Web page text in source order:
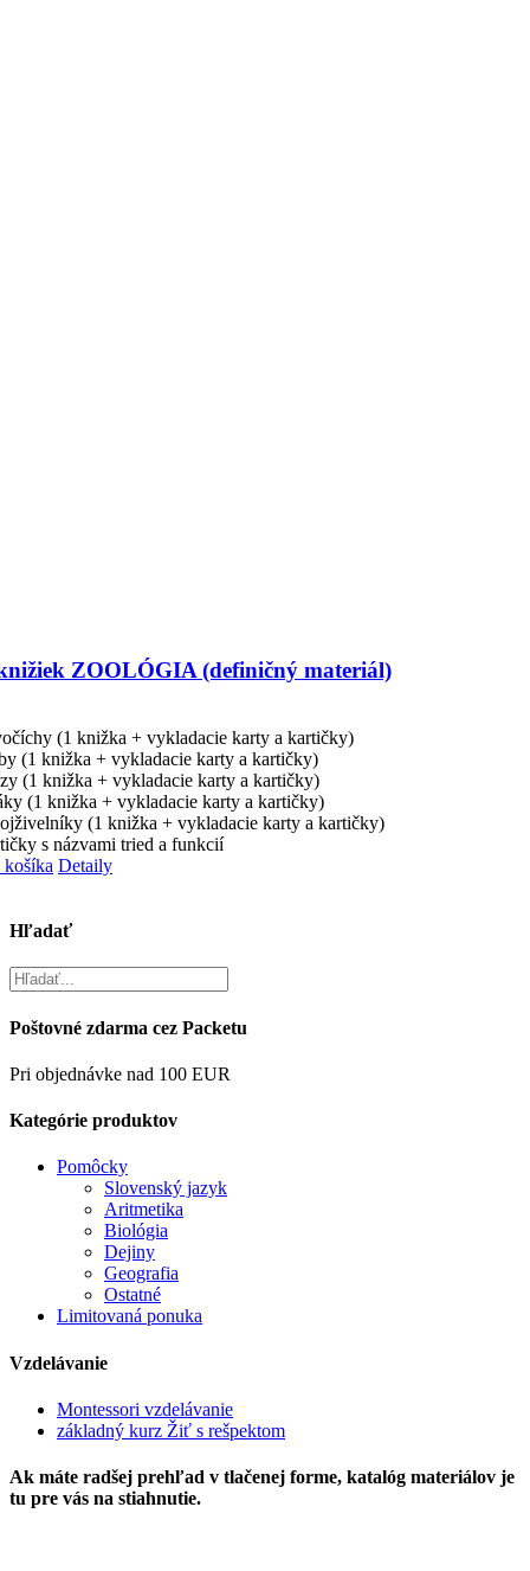
ZOOLÓGIA (definičný materiál)
(1 knižka + vykladacie karty a kartičky)
(1 knižka + vykladacie karty a kartičky)
(1 knižka + vykladacie karty a kartičky)
(1 knižka + vykladacie karty a kartičky)
(1 knižka + vykladacie karty a kartičky)
s názvami tried a funkcií
Detaily
Hľadať
Poštovné zdarma cez Packetu
Pri objednávke nad 100 EUR
Kategórie produktov
Pomôcky
Slovenský jazyk
Aritmetika
Biológia
Dejiny
Geografia
Ostatné
Limitovaná ponuka
Vzdelávanie
Montessori vzdelávanie
základný kurz Žiť s rešpektom
Ak máte radšej prehľad v tlačenej forme, katalóg materiálov je
tu pre vás na stiahnutie.